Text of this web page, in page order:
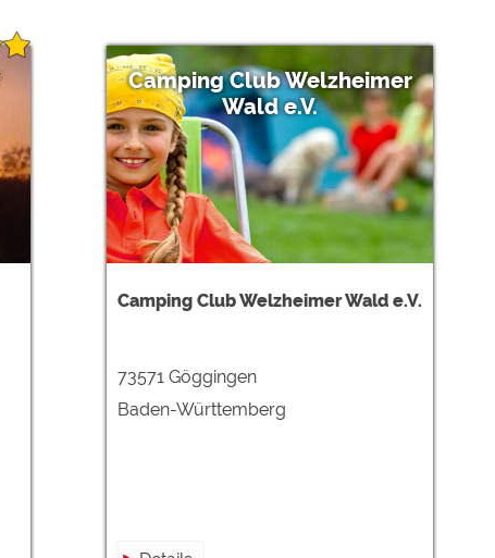
Camping Club Welzheimer
Wald e.V.
Camping Club Welzheimer Wald e.V.
73571 Göggingen
Baden-Württemberg